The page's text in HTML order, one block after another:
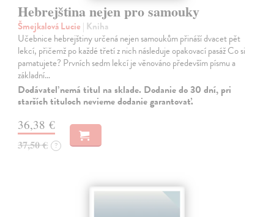
Hebrejština nejen pro samouky
Šmejkalová Lucie | Kniha
Učebnice hebrejštiny určená nejen samoukům přináší dvacet pět
lekcí, přičemž po každé třetí z nich následuje opakovací pasáž Co si
pamatujete? Prvních sedm lekcí je věnováno především písmu a
základní…
Dodávateľ nemá titul na sklade. Dodanie do 30 dní, pri
starších tituloch nevieme dodanie garantovať.
36,38 €
37,50 € ?